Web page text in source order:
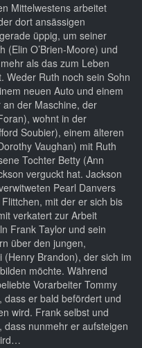
Mittelwestens arbeitet
dort ansässigen
üppig, um seiner
(Elin O’Brien-Moore) und
als das zum Leben
Weder Ruth noch sein Sohn
neuen Auto und einem
der Maschine, der
wohnt in der
Soubier), einem älteren
Vaughan) mit Ruth
Tochter Betty (Ann
verguckt hat. Jackson
Pearl Danvers
mit der er sich bis
verkatert zur Arbeit
Frank Taylor und sein
über den jungen,
Brandon), der sich im
möchte. Während
Vorarbeiter Tommy
er bald befördert und
wird. Frank selbst und
nunmehr er aufsteigen